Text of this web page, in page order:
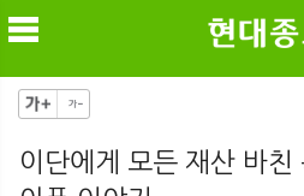
이단에게 모든 재산 바친